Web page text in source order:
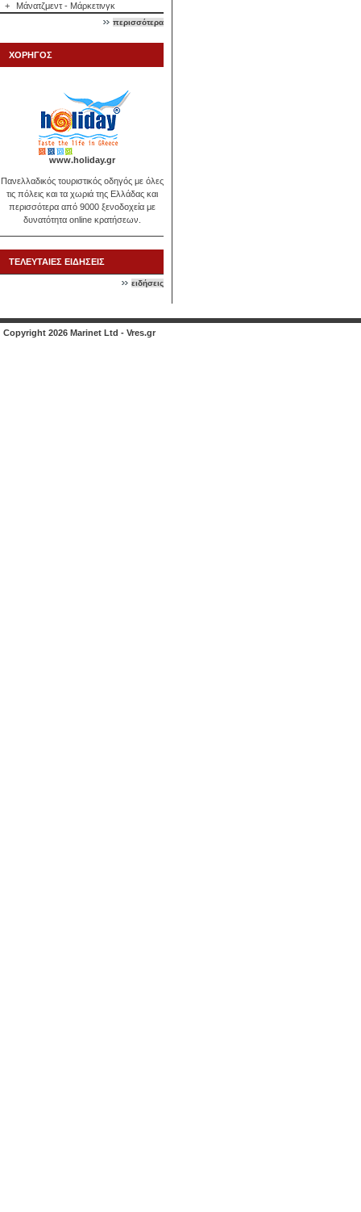
+
Μάνατζμεντ - Μάρκετινγκ
περισσότερα
ΧΟΡΗΓΟΣ
www.holiday.gr
Πανελλαδικός τουριστικός οδηγός με όλες
τις πόλεις και τα χωριά της Ελλάδας και
περισσότερα από 9000 ξενοδοχεία με
δυνατότητα online κρατήσεων.
ΤΕΛΕΥΤΑΙΕΣ ΕΙΔΗΣΕΙΣ
ειδήσεις
Copyright 2026 Marinet Ltd - Vres.gr